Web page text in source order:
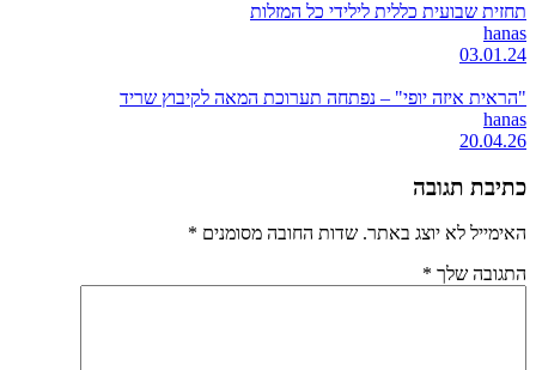
תחזית שבועית כללית לילידי כל המזלות
hanas
03.01.24
"הראית איזה יופי" – נפתחה תערוכת המאה לקיבוץ שריד
hanas
20.04.26
כתיבת תגובה
האימייל לא יוצג באתר. שדות החובה מסומנים *
התגובה שלך *